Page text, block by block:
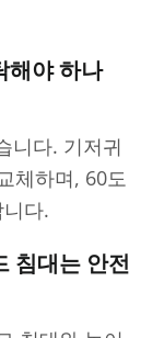
해야 하나
니다. 기저귀
체하며, 60도
다.
침대는 안전